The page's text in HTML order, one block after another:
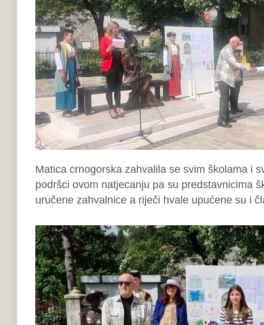
Matica crnogorska zahvalila se svim školama i
podršci ovom natjecanju pa su predstavnicima
uručene zahvalnice a riječi hvale upućene su i